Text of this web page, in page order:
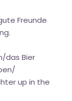
Freunde
das Bier
up in the